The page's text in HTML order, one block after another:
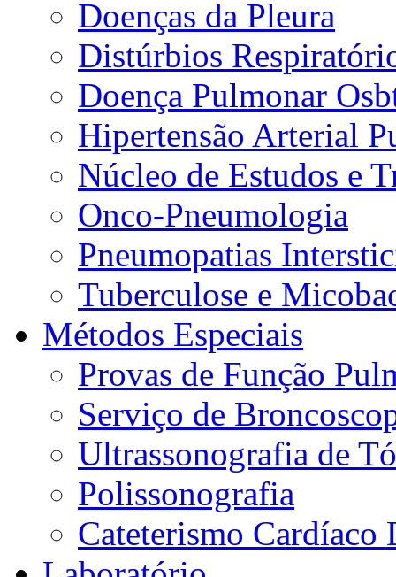
Doenças da Pleura
Distúrbios
Doença Pulmonar
Hipertensão Arterial
Núcleo de Estudos e
Onco-Pneumologia
Pneumopatias
Tuberculose e
Métodos Especiais
Provas de Função
Serviço de
Ultrassonografia de
Polissonografia
Cateterismo Cardíaco